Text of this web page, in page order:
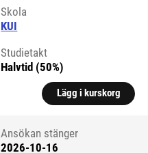
Skola
KUI
Studietakt
Halvtid (50%)
Lägg i kurskorg
Ansökan stänger
2026-10-16